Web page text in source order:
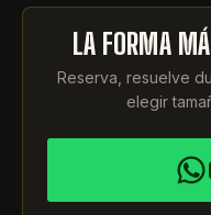
LA FORMA
Reserva, resuelve
elegir